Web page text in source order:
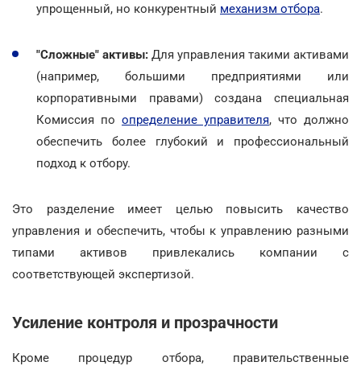
упрощенный, но конкурентный механизм отбора.
"Сложные" активы: Для управления такими активами
(например, большими предприятиями или
корпоративными правами) создана специальная
Комиссия по определение управителя, что должно
обеспечить более глубокий и профессиональный
подход к отбору.
Это разделение имеет целью повысить качество
управления и обеспечить, чтобы к управлению разными
типами активов привлекались компании с
соответствующей экспертизой.
Усиление контроля и прозрачности
Кроме процедур отбора, правительственные